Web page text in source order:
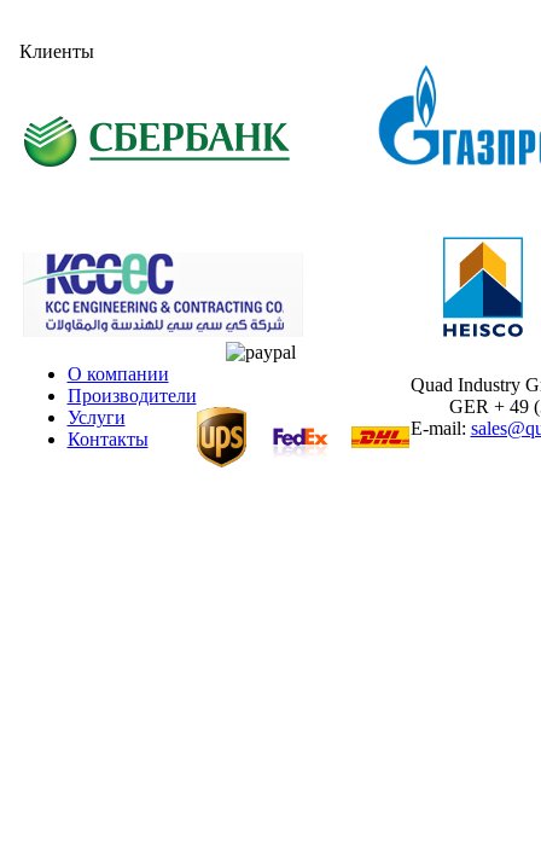
Клиенты
О компании
Производители
Услуги
Контакты
Quad Industry
GER + 49
E-mail: